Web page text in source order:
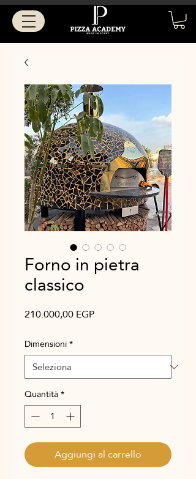
Forno in pietra
classico
210.000,00 EGPPrezzo
Dimensioni*
Quantità*
Aggiungi al carrello